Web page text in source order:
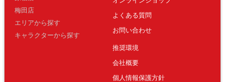
梅田店
エリアから探す
キャラクターから探す
よくある質問
お問い合わせ
推奨環境
会社概要
個人情報保護方針